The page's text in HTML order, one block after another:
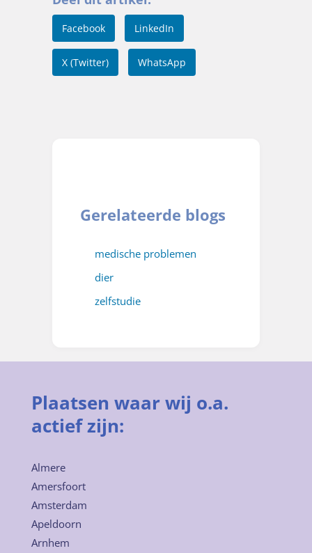
Facebook LinkedIn
X (Twitter) WhatsApp
Gerelateerde blogs
medische problemen
dier
zelfstudie
Plaatsen waar wij o.a.
actief zijn:
Almere
Amersfoort
Amsterdam
Apeldoorn
Arnhem